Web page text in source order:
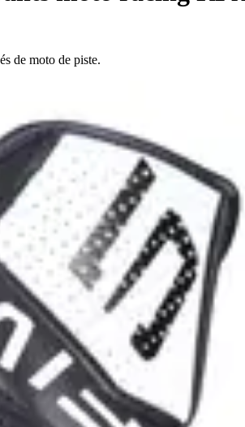
de moto de piste.